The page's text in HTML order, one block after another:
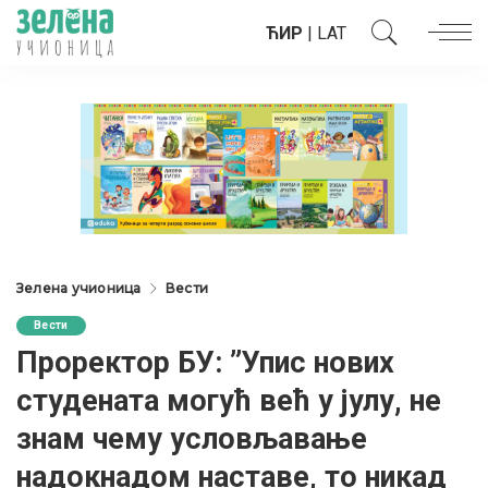
ЋИР | LAT
Зелена учионица Вести
Вести
Проректор БУ: ”Упис нових
студената могућ већ у јулу, не
знам чему условљавање
надокнадом наставе, то никад